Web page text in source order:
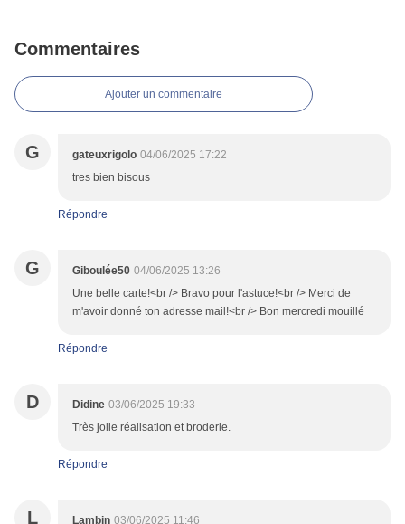
Commentaires
Ajouter un commentaire
G gateuxrigolo 04/06/2025 17:22
tres bien bisous
Répondre
G Giboulée50 04/06/2025 13:26
Une belle carte!<br /> Bravo pour l'astuce!<br /> Merci de
m'avoir donné ton adresse mail!<br /> Bon mercredi mouillé
Répondre
D Didine 03/06/2025 19:33
Très jolie réalisation et broderie.
Répondre
L Lambin 03/06/2025 11:46